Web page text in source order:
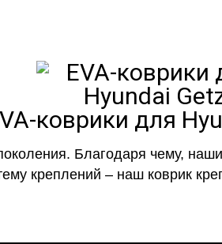
коврики для
Благодаря чему,
креплений – наш коврик